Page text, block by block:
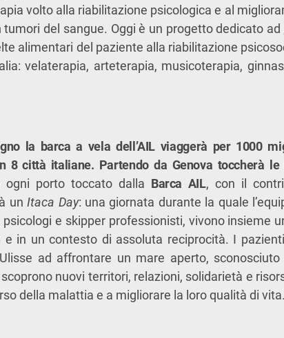
volto alla riabilitazione psicologica e al
del sangue. Oggi è un progetto dedicato ad
alimentari del paziente alla riabilitazione
velaterapia, arteterapia, musicoterapia,
la barca a vela dell’AIL viaggerà per 1000
8 città italiane. Partendo da Genova toccherà
ogni porto toccato dalla Barca AIL, con il
unItaca Day: una giornata durante la quale
e skipper professionisti, vivono insieme
e in un contesto di assoluta reciprocità. I
ad affrontare un mare aperto,
nuovi territori, relazioni, solidarietà e
della malattia e a migliorare la loro qualità di vita.